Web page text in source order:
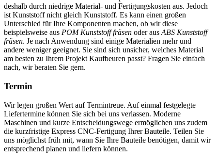
deshalb durch niedrige Material- und Fertigungskosten aus. Jedoch
ist Kunststoff nicht gleich Kunststoff. Es kann einen großen
Unterschied für Ihre Komponenten machen, ob wir diese
beispielsweise aus POM Kunststoff fräsen oder aus ABS Kunststoff
fräsen. Je nach Anwendung sind einige Materialien mehr und
andere weniger geeignet. Sie sind sich unsicher, welches Material
am besten zu Ihrem Projekt Kaufbeuren passt? Fragen Sie einfach
nach, wir beraten Sie gern.
Termin
Wir legen großen Wert auf Termintreue. Auf einmal festgelegte
Liefertermine können Sie sich bei uns verlassen. Moderne
Maschinen und kurze Entscheidungswege ermöglichen uns zudem
die kurzfristige Express CNC-Fertigung Ihrer Bauteile. Teilen Sie
uns möglichst früh mit, wann Sie Ihre Bauteile benötigen, damit wir
entsprechend planen und liefern können.